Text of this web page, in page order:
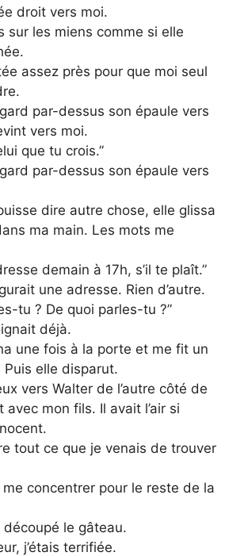
droit vers moi.
sur les miens comme si elle
assez près pour que moi seul
par-dessus son épaule vers
vers moi.
que tu crois.”
par-dessus son épaule vers
dire autre chose, elle glissa
ma main. Les mots me
demain à 17h, s’il te plaît.”
une adresse. Rien d’autre.
tu ? De quoi parles-tu ?”
déjà.
une fois à la porte et me fit un
elle disparut.
vers Walter de l’autre côté de
avec mon fils. Il avait l’air si
tout ce que je venais de trouver
me concentrer pour le reste de la
découpé le gâteau.
j’étais terrifiée.